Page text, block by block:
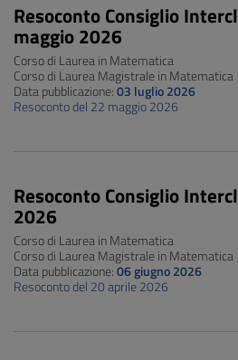
Resoconto Consiglio
maggio 2026
Corso di Laurea in Matematica
Corso di Laurea Magistrale in Matematica
Data pubblicazione:03 luglio 2026
Resoconto del 22 maggio 2026
Resoconto Consiglio
2026
Corso di Laurea in Matematica
Corso di Laurea Magistrale in Matematica
Data pubblicazione:06 giugno 2026
Resoconto del 20 aprile 2026